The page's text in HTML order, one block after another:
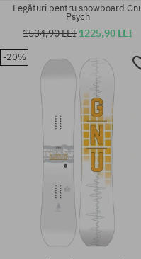
Mărimi existente:
Legături pentru snowboard
Psych
1534,90 LEI 1225,90 LEI
-20%